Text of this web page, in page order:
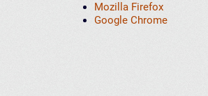
Mozilla Firefox
Google Chrome